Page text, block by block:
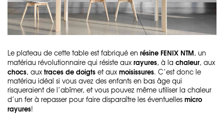
Le plateau de cette table est fabriqué en résine FENIX NTM, un
matériau révolutionnaire qui résiste aux rayures, à la chaleur, aux
chocs, aux traces de doigts et aux moisissures. C’est donc le
matériau idéal si vous avez des enfants en bas âge qui
risqueraient de l’abîmer, et vous pouvez même utiliser la chaleur
d’un fer à repasser pour faire disparaître les éventuelles micro
rayures!